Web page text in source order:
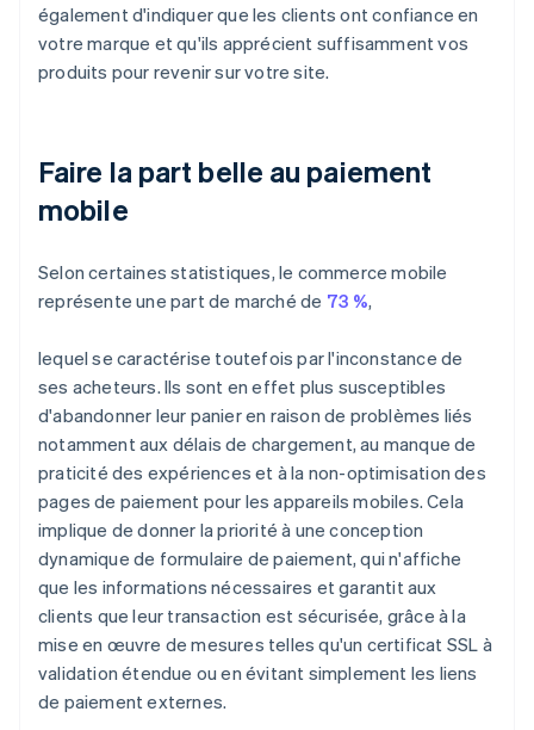
également d'indiquer que les clients ont confiance en
votre marque et qu'ils apprécient suffisamment vos
produits pour revenir sur votre site.
Faire la part belle au paiement
mobile
Selon certaines statistiques, le commerce mobile
représente une part de marché de 73 %,
lequel se caractérise toutefois par l'inconstance de
ses acheteurs. Ils sont en effet plus susceptibles
d'abandonner leur panier en raison de problèmes liés
notamment aux délais de chargement, au manque de
praticité des expériences et à la non-optimisation des
pages de paiement pour les appareils mobiles. Cela
implique de donner la priorité à une conception
dynamique de formulaire de paiement, qui n'affiche
que les informations nécessaires et garantit aux
clients que leur transaction est sécurisée, grâce à la
mise en œuvre de mesures telles qu'un certificat SSL à
validation étendue ou en évitant simplement les liens
de paiement externes.